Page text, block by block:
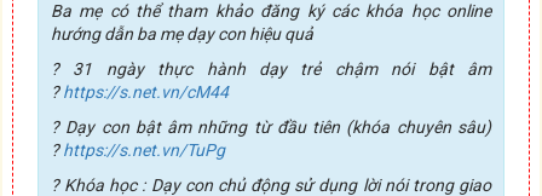
Ba mẹ có thể tham khảo đăng ký các khóa học online
hướng dẫn ba mẹ dạy con hiệu quả
? 31 ngày thực hành dạy trẻ chậm nói bật âm
?https://s.net.vn/cM44
? Dạy con bật âm những từ đầu tiên (khóa chuyên sâu)
?https://s.net.vn/TuPg
? Khóa học : Dạy con chủ động sử dụng lời nói trong giao